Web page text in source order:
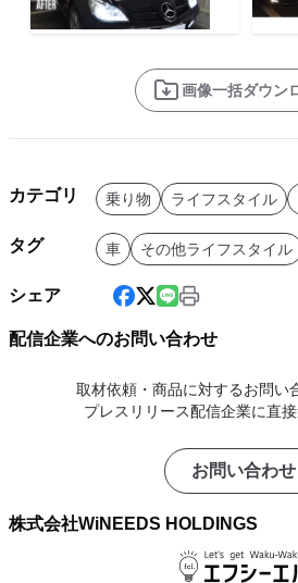
画像一括ダウン
カテゴリ 乗り物 ライフスタイル
タグ 車 その他ライフスタイル
シェア
配信企業へのお問い合わせ
取材依頼・商品に対するお問い
プレスリリース配信企業に直接
お問い合わせ
株式会社WiNEEDS HOLDINGS